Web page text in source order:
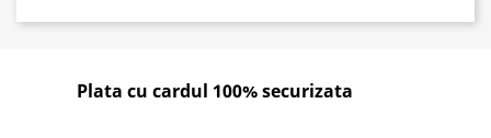
Plata cu cardul 100% securizata